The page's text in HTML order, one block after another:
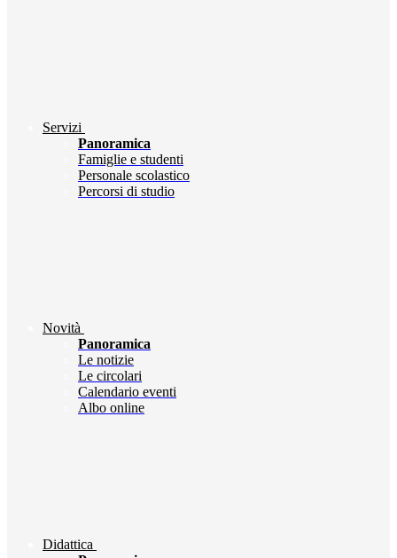
Servizi
Panoramica
Famiglie e studenti
Personale scolastico
Percorsi di studio
Novità
Panoramica
Le notizie
Le circolari
Calendario eventi
Albo online
Didattica